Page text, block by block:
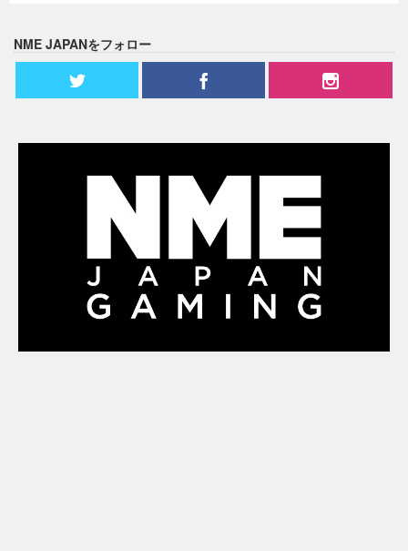
NME JAPANをフォロー